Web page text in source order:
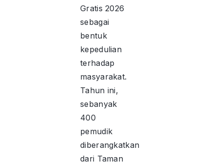
Gratis 2026
sebagai
bentuk
kepedulian
terhadap
masyarakat.
Tahun ini,
sebanyak
400
pemudik
diberangkatkan
dari Taman